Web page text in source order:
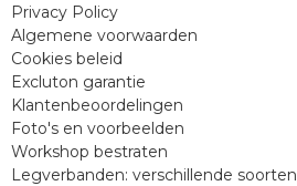
Privacy Policy
Algemene voorwaarden
Cookies beleid
Excluton garantie
Klantenbeoordelingen
Foto's en voorbeelden
Workshop bestraten
Legverbanden: verschillende soorten